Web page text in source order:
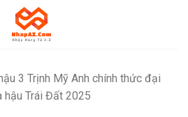
3 Trịnh Mỹ Anh chính thức đại
hậu Trái Đất 2025